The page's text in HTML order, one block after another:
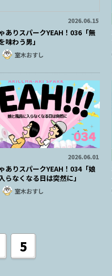
2026.06.15
ありスパークYEAH！036「無
味わう男」
室木おすし
2026.06.01
ありスパークYEAH！034「娘
らなくなる日は突然に」
室木おすし
5